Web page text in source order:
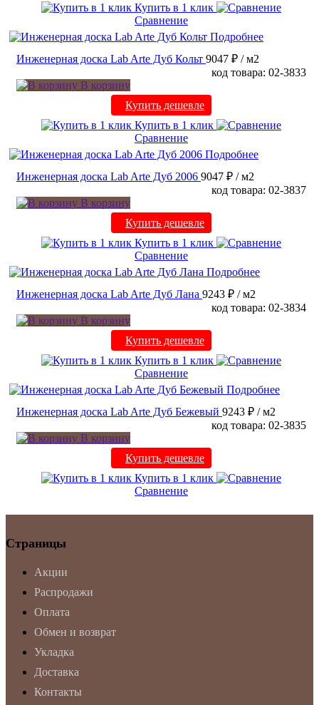
Купить в 1 клик
Сравнение
Подробнее
Инженерная доска Lab Arte Дуб Кольт 9047 ₽ / м2
код товара: 02-3833
В корзину
Купить дешевле
Купить в 1 клик
Сравнение
Подробнее
Инженерная доска Lab Arte Дуб 2006 9047 ₽ / м2
код товара: 02-3837
В корзину
Купить дешевле
Купить в 1 клик
Сравнение
Подробнее
Инженерная доска Lab Arte Дуб Лана 9243 ₽ / м2
код товара: 02-3834
В корзину
Купить дешевле
Купить в 1 клик
Сравнение
Подробнее
Инженерная доска Lab Arte Дуб Бежевый 9243 ₽ / м2
код товара: 02-3835
В корзину
Купить дешевле
Купить в 1 клик
Сравнение
Страницы
Акции
Распродажи
Оплата
Обмен и возврат
Укладка
Доставка
Контакты